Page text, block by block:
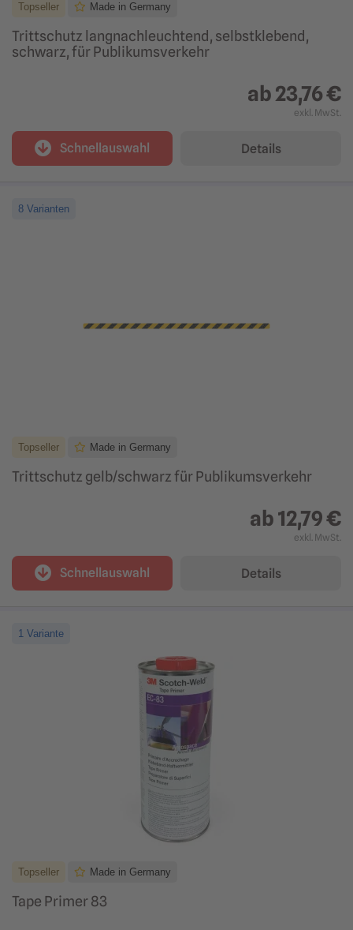
Topseller Made in Germany
Trittschutz langnachleuchtend, selbstklebend,
schwarz, für Publikumsverkehr
ab23,76 €
exkl. MwSt.
Schnellauswahl Details
8 Varianten
Topseller Made in Germany
Trittschutz gelb/schwarz für Publikumsverkehr
ab12,79 €
exkl. MwSt.
Schnellauswahl Details
1 Variante
Topseller Made in Germany
Tape Primer 83